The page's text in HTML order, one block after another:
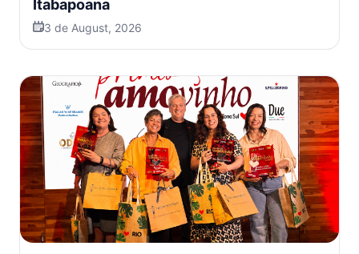
Itabapoana
3 de August, 2026